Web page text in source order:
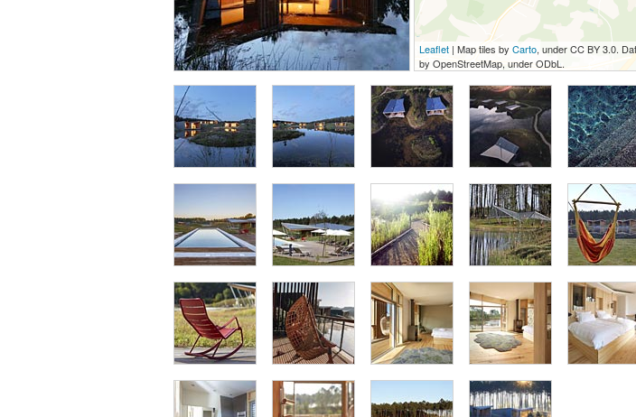
Leaflet | Map tiles by Carto, under CC BY 3.0.
by OpenStreetMap, under ODbL.